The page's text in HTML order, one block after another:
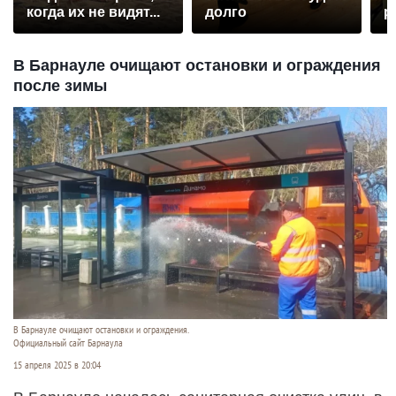
когда их не видят...
долго
В Барнауле очищают остановки и ограждения
после зимы
В Барнауле очищают остановки и ограждения.
Официальный сайт Барнаула
15 апреля 2025 в 20:04